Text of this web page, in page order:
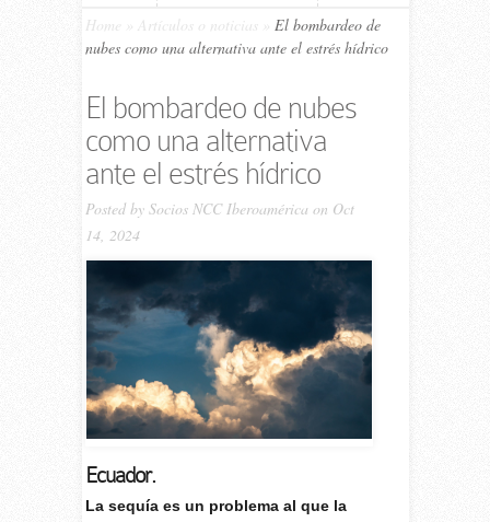
Home Artículos o noticias
El bombardeo de
nubes como una alternativa ante el estrés hídrico
El bombardeo de nubes
como una alternativa
ante el estrés hídrico
Posted by Socios NCC Iberoamérica on Oct
14, 2024
Ecuador.
La sequía es un problema al que la